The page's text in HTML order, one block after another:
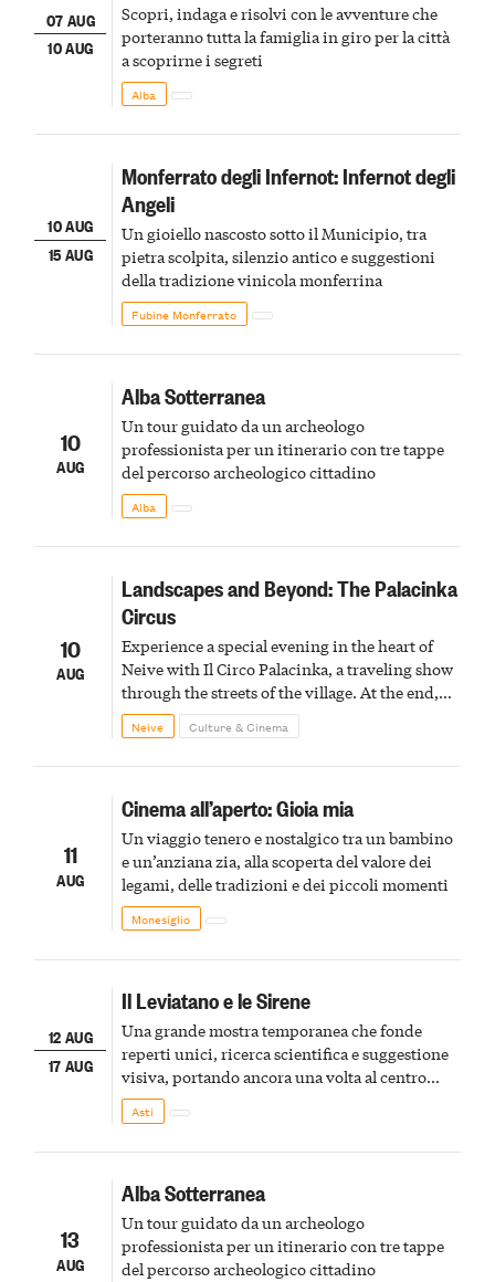
07 AUG
10 AUG
Scopri, indaga e risolvi con le avventure che
porteranno tutta la famiglia in giro per la città
a scoprirne i segreti
Alba
10 AUG
15 AUG
Monferrato degli Infernot: Infernot degli
Angeli
Un gioiello nascosto sotto il Municipio, tra
pietra scolpita, silenzio antico e suggestioni
della tradizione vinicola monferrina
Fubine Monferrato
10
AUG
Alba Sotterranea
Un tour guidato da un archeologo
professionista per un itinerario con tre tappe
del percorso archeologico cittadino
Alba
10
AUG
Landscapes and Beyond: The Palacinka
Circus
Experience a special evening in the heart of
Neive with Il Circo Palacinka, a traveling show
through the streets of the village. At the end,
Cascina Fonda Winery will offer a tasting of
two sparkling wines.
Neive Culture & Cinema
11
AUG
Cinema all’aperto: Gioia mia
Un viaggio tenero e nostalgico tra un bambino
e un’anziana zia, alla scoperta del valore dei
legami, delle tradizioni e dei piccoli momenti
Monesiglio
12 AUG
17 AUG
Il Leviatano e le Sirene
Una grande mostra temporanea che fonde
reperti unici, ricerca scientifica e suggestione
visiva, portando ancora una volta al centro
della scena le meraviglie del passato astigiano
Asti
13
AUG
Alba Sotterranea
Un tour guidato da un archeologo
professionista per un itinerario con tre tappe
del percorso archeologico cittadino